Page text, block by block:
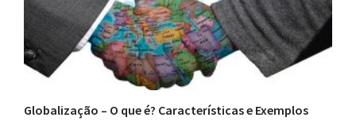
Globalização – O que é? Características e Exemplos